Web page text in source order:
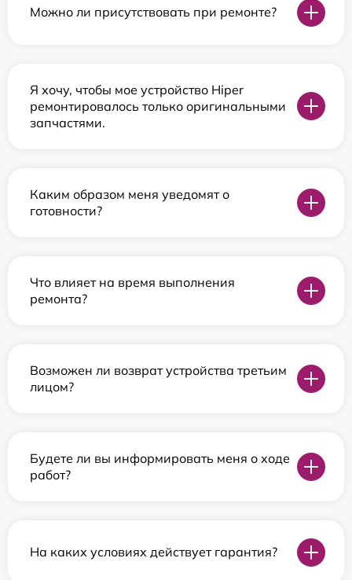
Можно ли присутствовать при ремонте?
Я хочу, чтобы мое устройство Hiper
ремонтировалось только оригинальными
запчастями.
Каким образом меня уведомят о
готовности?
Что влияет на время выполнения
ремонта?
Возможен ли возврат устройства третьим
лицом?
Будете ли вы информировать меня о ходе
работ?
На каких условиях действует гарантия?